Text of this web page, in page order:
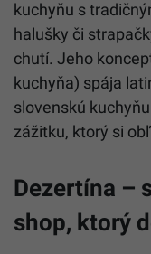
kuchyňu s
halušky či
chutí. Jeho
kuchyňa) spája
slovenskú
zážitku, ktorý si
Dezertína –
shop, ktorý